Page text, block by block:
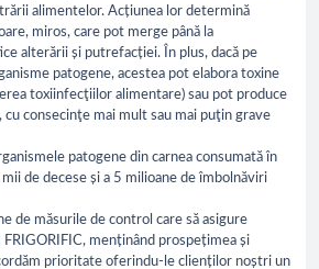
alimentelor. Acțiunea lor determină
miros, care pot merge până la
alterării și putrefacției. În plus, dacă pe
patogene, acestea pot elabora toxine
toxiinfecţiilor alimentare) sau pot produce
consecinţe mai mult sau mai puţin grave
patogene din carnea consumată în
de decese și a 5 milioane de îmbolnăviri
de măsurile de control care să asigure
menținând prospețimea și
prioritate oferindu-le clienților noștri un